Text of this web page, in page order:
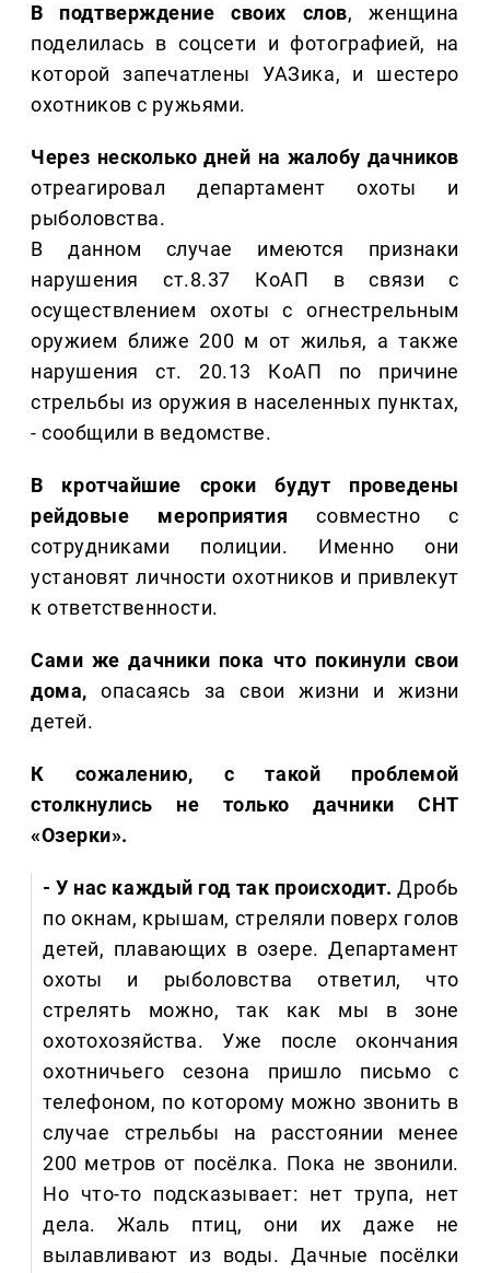
В подтверждение своих слов, женщина
поделилась в соцсети и фотографией, на
которой запечатлены УАЗика, и шестеро
охотников с ружьями.
Через несколько дней на жалобу дачников
отреагировал департамент охоты и
рыболовства.
В данном случае имеются признаки
нарушения ст.8.37 КоАП в связи с
осуществлением охоты с огнестрельным
оружием ближе 200 м от жилья, а также
нарушения ст. 20.13 КоАП по причине
стрельбы из оружия в населенных пунктах,
- сообщили в ведомстве.
В кротчайшие сроки будут проведены
рейдовые мероприятия совместно с
сотрудниками полиции. Именно они
установят личности охотников и привлекут
к ответственности.
Сами же дачники пока что покинули свои
дома, опасаясь за свои жизни и жизни
детей.
К сожалению, с такой проблемой
столкнулись не только дачники СНТ
«Озерки».
- У нас каждый год так происходит.Дробь
по окнам, крышам, стреляли поверх голов
детей, плавающих в озере. Департамент
охоты и рыболовства ответил, что
стрелять можно, так как мы в зоне
охотохозяйства. Уже после окончания
охотничьего сезона пришло письмо с
телефоном, по которому можно звонить в
случае стрельбы на расстоянии менее
200 метров от посёлка. Пока не звонили.
Но что-то подсказывает: нет трупа, нет
дела. Жаль птиц, они их даже не
вылавливают из воды. Дачные посёлки